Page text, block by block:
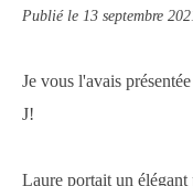
Publié le 13 septembre
Je vous l'avais présentée
J!
Laure portait un